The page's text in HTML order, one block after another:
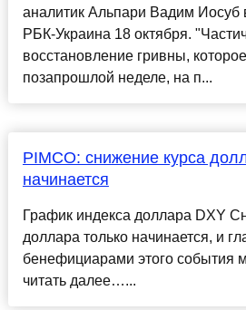
аналитик Альпари Вадим Иосуб
РБК-Украина 18 октября.
восстановление гривны,
позапрошлой неделе, на п...
PIMCO: снижение курса
начинается
График индекса доллара DXY
доллара только начинается, и
бенефициарами этого события
читать далее…...